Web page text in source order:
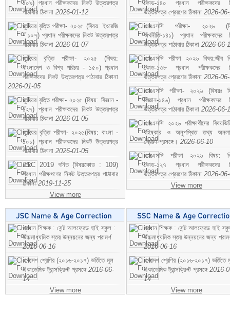
১০৯) প্রধান পরীক্ষকদের নিকট উত্তরপত্র
পাঠাবার ঠিকানা 2026-01-12
জুনিয়র বৃত্তি পরীক্ষা- ২০২৫ (বিষয়: ইংরেজি
- ১০৭) প্রধান পরীক্ষকদের নিকট উত্তরপত্র
পাঠাবার ঠিকানা 2026-01-07
জুনিয়র বৃত্তি পরীক্ষা- ২০২৫ (বিষয়:
বাংলাদেশ ও বিশ্ব পরিচয় - ১৫০) প্রধান
পরীক্ষকদের নিকট উত্তরপত্র পাঠাবার ঠিকানা
2026-01-05
জুনিয়র বৃত্তি পরীক্ষা- ২০২৫ (বিষয়: বিজ্ঞান -
১২৭) প্রধান পরীক্ষকদের নিকট উত্তরপত্র
পাঠাবার ঠিকানা 2026-01-05
জুনিয়র বৃত্তি পরীক্ষা- ২০২৫(বিষয়: বাংলা -
১০১) প্রধান পরীক্ষকদের নিকট উত্তরপত্র
পাঠাবার ঠিকানা 2026-01-05
JSC 2019 গনিত (বিষয়কোড : 109)
প্রধান পরীক্ষগণের নিকট উত্তরপত্র পাঠাবার
ঠিকানা2019-11-25
View more
কোড-১৪০ প্রধান পরীক্ষকদের
উত্তরপত্র প্রেরণের ঠিকানা 2026-
এসএসসি পরীক্ষা- ২০২৬
অর্থনীতি-১৪১) প্রধান পরীক্ষকদের
উত্তরপত্র পাঠাবার ঠিকানা 2026-06-
এসএসসি পরীক্ষা ২০২৬ বিষয়:জীব
কোড-১৩৮ প্রধান পরীক্ষকদের
উত্তরপত্র প্রেরণের ঠিকানা 2026-
এসএসসি পরীক্ষা- ২০২৬ (বিষয়ঃ
বিজ্ঞান-১৪৬) প্রধান পরীক্ষকদের
উত্তরপত্র পাঠাবার ঠিকানা 2026-06-
এসএসসি ২০২৬ পরীক্ষার্থীদের
বহিষ্কার ও অনুপস্থিত তথ্য
প্রেরণ প্রসঙ্গে। 2026-06-10
এসএসসি পরীক্ষা ২০২৬ বিষয়:
কোড-১২৭ প্রধান পরীক্ষকদের
উত্তরপত্র প্রেরণের ঠিকানা 2026-
View more
প্রধান শিক্ষক : সেন্ট আলফ্রেড হাই স্কুল :
উচ্চমাধ্যমিক স্তর উন্নয়নের জন্য পরামর্শ
2016-06-16
একাদশ শ্রেণির (২০১৬-২০১৭) ভর্তিতে মূল
একাডেমিক ট্রান্সক্রিপ্ট প্রসঙ্গে 2016-06-
14
View more
প্রধান শিক্ষক : সেন্ট আলফ্রেড হাই
উচ্চমাধ্যমিক স্তর উন্নয়নের জন্য
2016-06-16
একাদশ শ্রেণির (২০১৬-২০১৭) ভর্তিতে
একাডেমিক ট্রান্সক্রিপ্ট প্রসঙ্গে 2016-
14
View more